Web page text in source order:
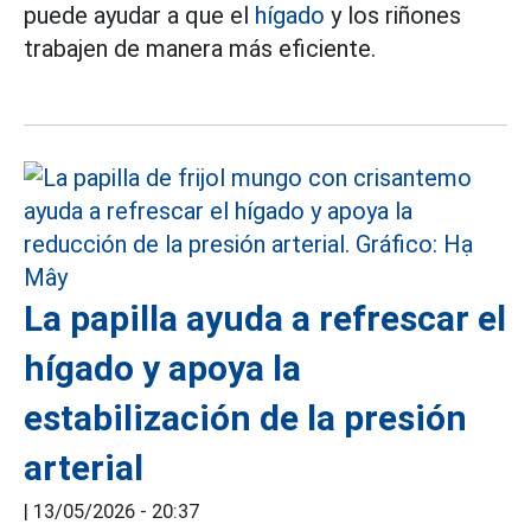
puede ayudar a que el hígado y los riñones
trabajen de manera más eficiente.
La papilla ayuda a refrescar el
hígado y apoya la
estabilización de la presión
arterial
| 13/05/2026 - 20:37